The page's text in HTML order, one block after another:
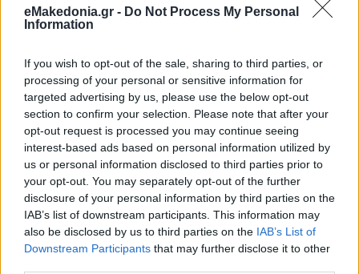
eMakedonia.gr - Do Not Process My Personal
Information
If you wish to opt-out of the sale, sharing to third parties, or
processing of your personal or sensitive information for
targeted advertising by us, please use the below opt-out
section to confirm your selection. Please note that after your
opt-out request is processed you may continue seeing
interest-based ads based on personal information utilized by
us or personal information disclosed to third parties prior to
your opt-out. You may separately opt-out of the further
disclosure of your personal information by third parties on the
IAB’s list of downstream participants. This information may
also be disclosed by us to third parties on the IAB’s List of
Downstream Participants that may further disclose it to other